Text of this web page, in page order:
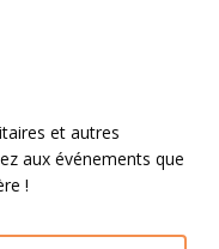
et autres
aux événements que
!